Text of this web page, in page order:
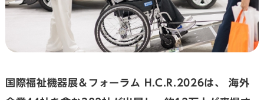
国際福祉機器展＆フォーラム H.C.R.2026は、
海外